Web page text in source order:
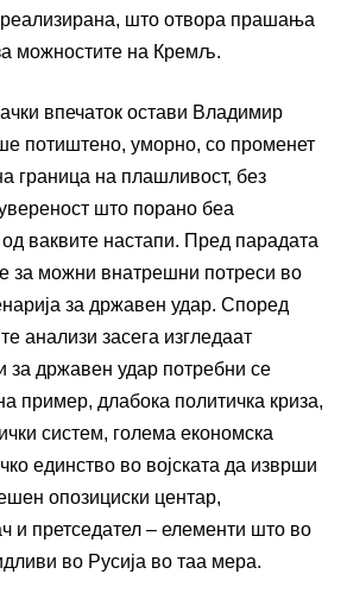
што отвора прашања
можностите на Кремљ.
впечаток остави Владимир
потиштено, уморно, со променет
граница на плашливост, без
што порано беа
ваквите настапи. Пред парадата
за можни внатрешни потреси во
за државен удар. Според
анализи засега изгледаат
за државен удар потребни се
пример, длабока политичка криза,
систем, голема економска
единство во војската да изврши
опозициски центар,
и претседател – елементи што во
во Русија во таа мера.